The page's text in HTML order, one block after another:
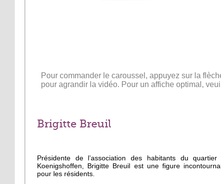
Brigitte Breuil
Présidente de l’association des habitants du quartier
Koenigshoffen, Brigitte Breuil est une figure
pour les résidents.